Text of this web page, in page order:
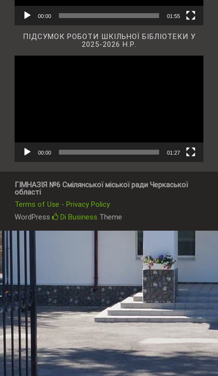
00:00 01:55
ПІДСУМОК РОБОТИ ШКІЛЬНОЇ БІБЛІОТЕКИ У
2025-2026 Н.Р.
00:00 01:27
ГІМНАЗІЯ №6 Смілянської міської ради Черкаської
області
Terms of Use - Privacy Policy
WordPress
Di Business Theme